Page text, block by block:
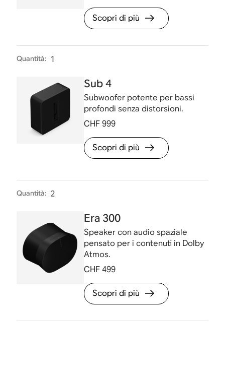
Scopri di più
Quantità: 1
Sub 4
Subwoofer potente per bassi
profondi senza distorsioni.
CHF 999
Scopri di più
Quantità: 2
Era 300
Speaker con audio spaziale
pensato per i contenuti in Dolby
Atmos.
CHF 499
Scopri di più